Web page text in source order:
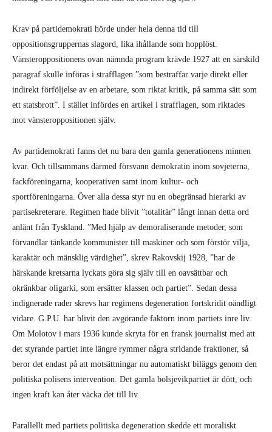
Krav på partidemokrati hörde under hela denna tid till
oppositionsgruppernas slagord, lika ihållande som hopplöst.
Vänsteroppositionens ovan nämnda program krävde 1927 att en särskild
paragraf skulle införas i strafflagen ”som bestraffar varje direkt eller
indirekt förföljelse av en arbetare, som riktat kritik, på samma sätt som
ett statsbrott”. I stället infördes en artikel i strafflagen, som riktades
mot vänsteroppositionen själv.
Av partidemokrati fanns det nu bara den gamla generationens minnen
kvar. Och tillsammans därmed försvann demokratin inom sovjeterna,
fackföreningarna, kooperativen samt inom kultur- och
sportföreningarna. Över alla dessa styr nu en obegränsad hierarki av
partisekreterare. Regimen hade blivit ”totalitär” långt innan detta ord
anlänt från Tyskland. ”Med hjälp av demoraliserande metoder, som
förvandlar tänkande kommunister till maskiner och som förstör vilja,
karaktär och mänsklig värdighet”, skrev Rakovskij 1928, ”har de
härskande kretsarna lyckats göra sig själv till en oavsättbar och
okränkbar oligarki, som ersätter klassen och partiet”. Sedan dessa
indignerade rader skrevs har regimens degeneration fortskridit oändligt
vidare. G.P.U. har blivit den avgörande faktorn inom partiets inre liv.
Om Molotov i mars 1936 kunde skryta för en fransk journalist med att
det styrande partiet inte längre rymmer några stridande fraktioner, så
beror det endast på att motsättningar nu automatiskt biläggs genom den
politiska polisens intervention. Det gamla bolsjevikpartiet är dött, och
ingen kraft kan åter väcka det till liv.
Parallellt med partiets politiska degeneration skedde ett moraliskt